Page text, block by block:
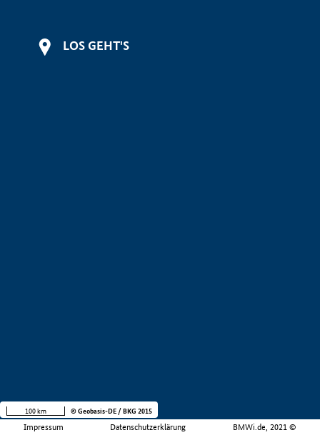
LOS GEHT'S
Impressum Datenschutzerklärung BMWi.de, 2021 ©
100 km © Geobasis-DE / BKG 2015